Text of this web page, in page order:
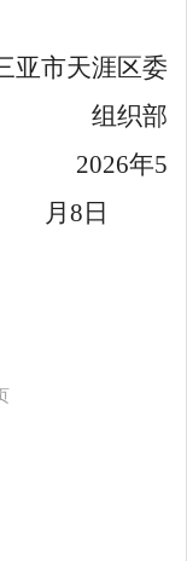
亚市天涯区委
组织部
2026年5
月 8 日